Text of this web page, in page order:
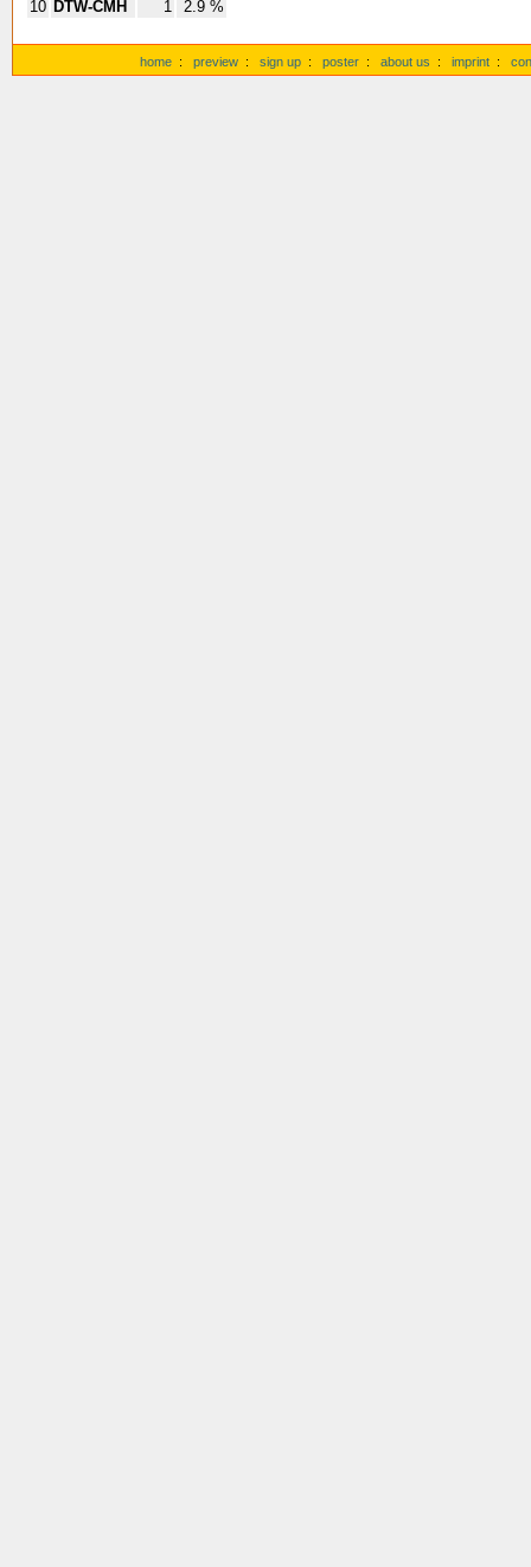
10 DTW-CMH 1 2.9 %
home : preview : sign up : poster : about us : imprint :